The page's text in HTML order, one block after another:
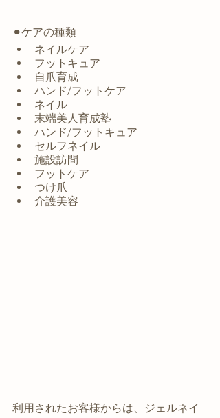
⚫︎ケアの種類
ネイルケア
フットキュア
自爪育成
ハンド/フットケア
ネイル
末端美人育成塾
ハンド/フットキュア
セルフネイル
施設訪問
フットケア
つけ爪
介護美容
利用されたお客様からは、ジェルネイ